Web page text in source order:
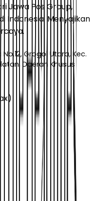
Jawa Pos Group,
Indonesia. Menyajikan
Grogol Utara, Kec.
Daerah Khusus